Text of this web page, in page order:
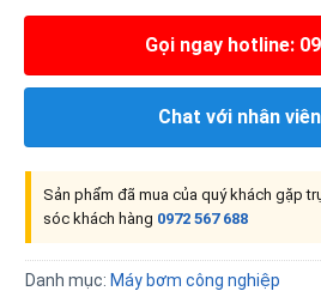
Gọi ngay hotline:
Chat với nhân
Sản phẩm đã mua của quý khách gặp
sóc khách hàng 0972 567 688
Danh mục: Máy bơm công nghiệp